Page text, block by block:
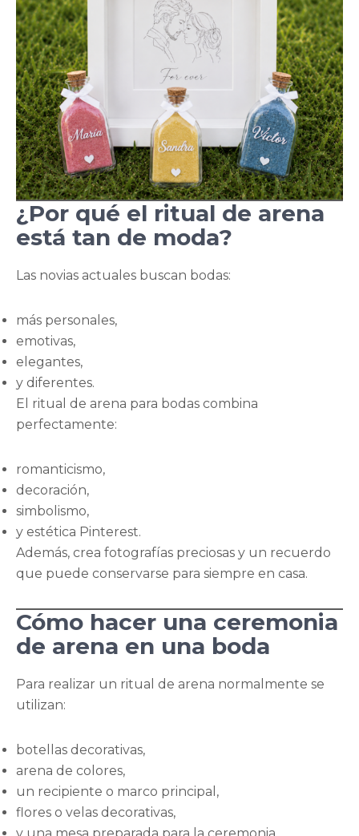
¿Por qué el ritual de arena
está tan de moda?
Las novias actuales buscan bodas:
más personales,
emotivas,
elegantes,
y diferentes.
El ritual de arena para bodas combina
perfectamente:
romanticismo,
decoración,
simbolismo,
y estética Pinterest.
Además, crea fotografías preciosas y un recuerdo
que puede conservarse para siempre en casa.
Cómo hacer una ceremonia
de arena en una boda
Para realizar un ritual de arena normalmente se
utilizan:
botellas decorativas,
arena de colores,
un recipiente o marco principal,
flores o velas decorativas,